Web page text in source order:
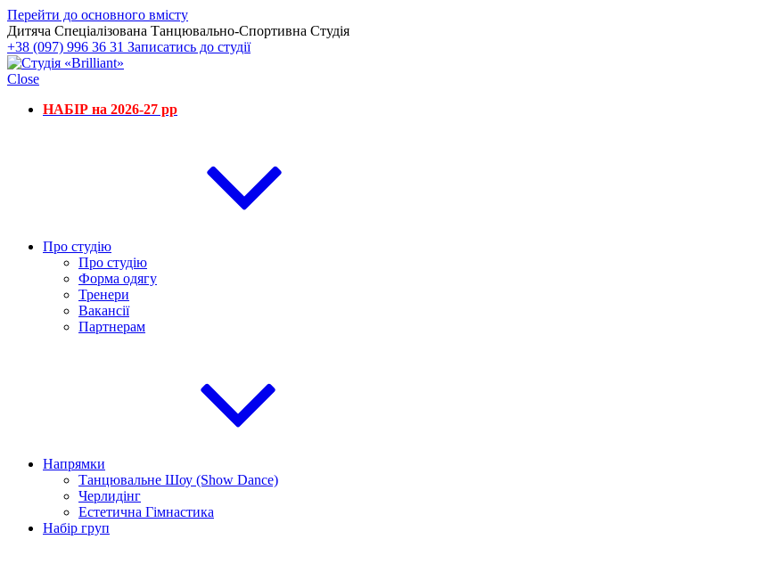
Перейти до основного вмісту
Дитяча Спеціалізована Танцювально-Спортивна Студія
+38 (097) 996 36 31 Записатись до студії
Close
НАБІР на 2026-27 рр
Про студію
Про студію
Форма одягу
Тренери
Вакансії
Партнерам
Напрямки
Танцювальне Шоу (Show Dance)
Черлидінг
Естетична Гімнастика
Набір груп